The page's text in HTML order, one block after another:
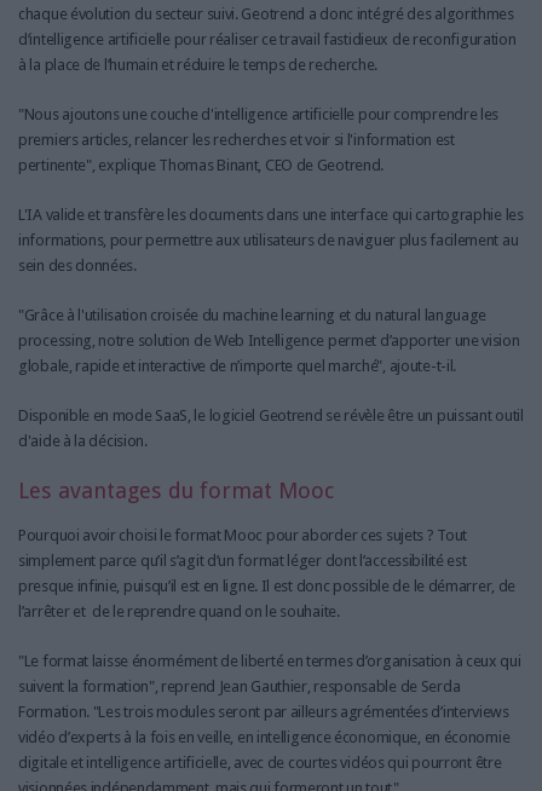
chaque évolution du secteur suivi. Geotrend a donc intégré des algorithmes
d’intelligence artificielle pour réaliser ce travail fastidieux de reconfiguration
à la place de l’humain et réduire le temps de recherche.
"Nous ajoutons une couche d'intelligence artificielle pour comprendre les
premiers articles, relancer les recherches et voir si l'information est
pertinente", explique Thomas Binant, CEO de Geotrend.
L'IA valide et transfère les documents dans une interface qui cartographie les
informations, pour permettre aux utilisateurs de naviguer plus facilement au
sein des données.
"Grâce à l'utilisation croisée du machine learning et du natural language
processing, notre solution de Web Intelligence permet d’apporter une vision
globale, rapide et interactive de n’importe quel marché", ajoute-t-il.
Disponible en mode SaaS, le logiciel Geotrend se révèle être un puissant outil
d'aide à la décision.
Les avantages du format Mooc
Pourquoi avoir choisi le format Mooc pour aborder ces sujets ? Tout
simplement parce qu’il s’agit d’un format léger dont l’accessibilité est
presque infinie, puisqu’il est en ligne. Il est donc possible de le démarrer, de
l’arrêter et de le reprendre quand on le souhaite.
"Le format laisse énormément de liberté en termes d’organisation à ceux qui
suivent la formation", reprend Jean Gauthier, responsable de Serda
Formation. "Les trois modules seront par ailleurs agrémentées d’interviews
vidéo d’experts à la fois en veille, en intelligence économique, en économie
digitale et intelligence artificielle, avec de courtes vidéos qui pourront être